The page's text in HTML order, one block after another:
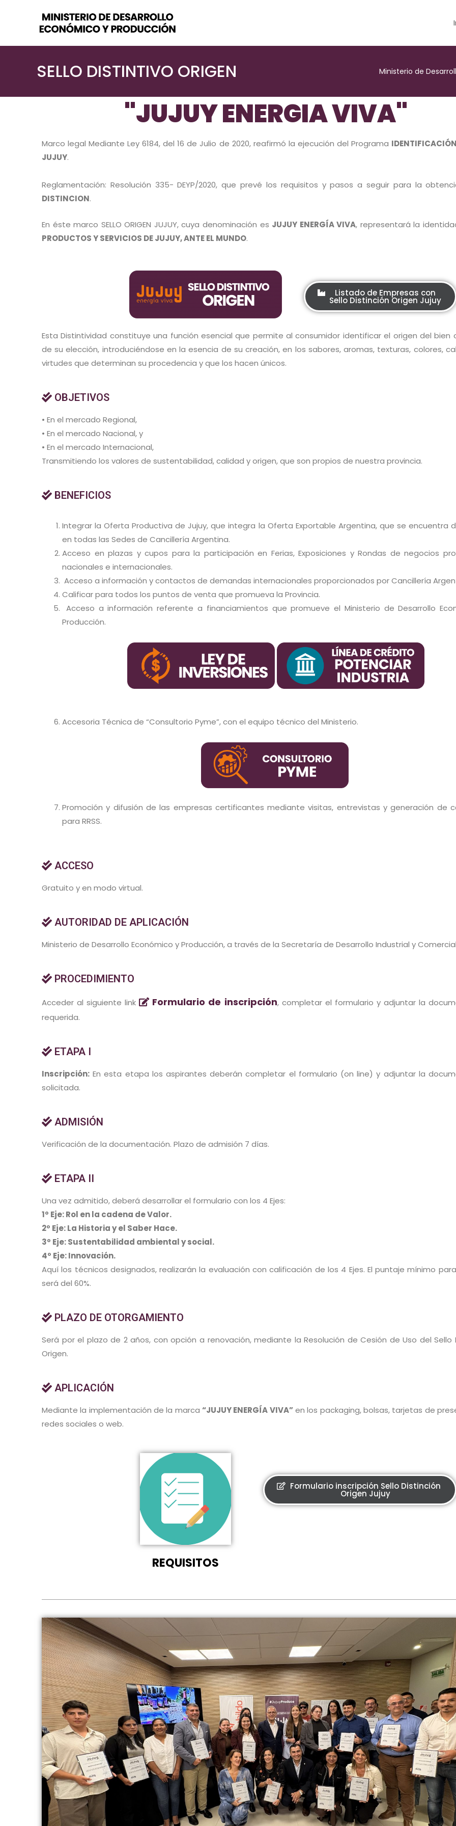
SELLO DISTINTIVO ORIGEN Ministerio de
"JUJUY ENERGIA VIVA"
Marco legal Mediante Ley 6184, del 16 de Julio de 2020, reafirmó la ejecución del Programa
JUJUY.
Reglamentación: Resolución 335- DEYP/2020, que prevé los requisitos y pasos a seguir para la
DISTINCION.
En éste marco SELLO ORIGEN JUJUY, cuya denominación es JUJUY ENERGÍA VIVA, representará la
PRODUCTOS Y SERVICIOS DE JUJUY, ANTE EL MUNDO.
Listado de Empresas con
Sello Distinción Origen Jujuy
Esta Distintividad constituye una función esencial que permite al consumidor identificar el origen del bien
de su elección, introduciéndose en la esencia de su creación, en los sabores, aromas, texturas, colores,
virtudes que determinan su procedencia y que los hacen únicos.
OBJETIVOS
• En el mercado Regional,
• En el mercado Nacional, y
• En el mercado Internacional,
Transmitiendo los valores de sustentabilidad, calidad y origen, que son propios de nuestra provincia.
BENEFICIOS
Integrar la Oferta Productiva de Jujuy, que integra la Oferta Exportable Argentina, que se encuentra
en todas las Sedes de Cancillería Argentina.
Acceso en plazas y cupos para la participación en Ferias, Exposiciones y Rondas de negocios
nacionales e internacionales.
Acceso a información y contactos de demandas internacionales proporcionados por Cancillería
Calificar para todos los puntos de venta que promueva la Provincia.
Acceso a información referente a financiamientos que promueve el Ministerio de Desarrollo
Producción.
Accesoria Técnica de “Consultorio Pyme”, con el equipo técnico del Ministerio.
Promoción y difusión de las empresas certificantes mediante visitas, entrevistas y generación de
para RRSS.
ACCESO
Gratuito y en modo virtual.
AUTORIDAD DE APLICACIÓN
Ministerio de Desarrollo Económico y Producción, a través de la Secretaría de Desarrollo Industrial y
PROCEDIMIENTO
Acceder al siguiente link Formulario de inscripción, completar el formulario y adjuntar la
requerida.
ETAPA I
Inscripción: En esta etapa los aspirantes deberán completar el formulario (on line) y adjuntar la
solicitada.
ADMISIÓN
Verificación de la documentación. Plazo de admisión 7 días.
ETAPA II
Una vez admitido, deberá desarrollar el formulario con los 4 Ejes:
1º Eje: Rol en la cadena de Valor.
2º Eje: La Historia y el Saber Hace.
3º Eje: Sustentabilidad ambiental y social.
4º Eje: Innovación.
Aquí los técnicos designados, realizarán la evaluación con calificación de los 4 Ejes. El puntaje mínimo
será del 60%.
PLAZO DE OTORGAMIENTO
Será por el plazo de 2 años, con opción a renovación, mediante la Resolución de Cesión de Uso del Sello
Origen.
APLICACIÓN
Mediante la implementación de la marca “JUJUY ENERGÍA VIVA”en los packaging, bolsas, tarjetas de
redes sociales o web.
REQUISITOS
Formulario inscripción Sello Distinción
Origen Jujuy